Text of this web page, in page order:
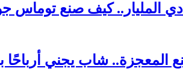
كيف صنع توماس جورني